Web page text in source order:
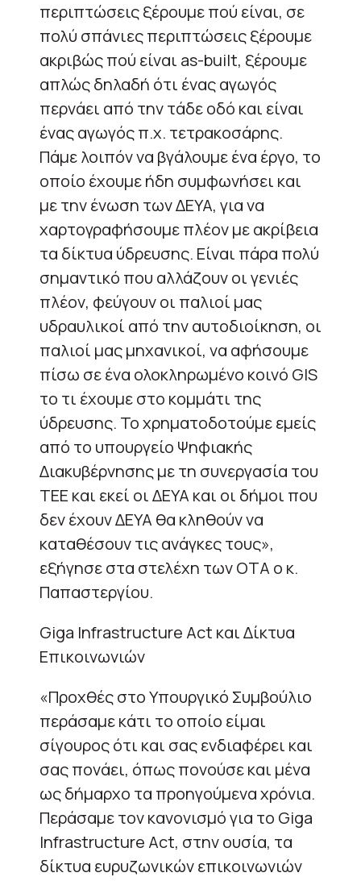
περιπτώσεις ξέρουμε πού είναι, σε
πολύ σπάνιες περιπτώσεις ξέρουμε
ακριβώς πού είναι as-built, ξέρουμε
απλώς δηλαδή ότι ένας αγωγός
περνάει από την τάδε οδό και είναι
ένας αγωγός π.χ. τετρακοσάρης.
Πάμε λοιπόν να βγάλουμε ένα έργο, το
οποίο έχουμε ήδη συμφωνήσει και
με την ένωση των ΔΕΥΑ, για να
χαρτογραφήσουμε πλέον με ακρίβεια
τα δίκτυα ύδρευσης. Είναι πάρα πολύ
σημαντικό που αλλάζουν οι γενιές
πλέον, φεύγουν οι παλιοί μας
υδραυλικοί από την αυτοδιοίκηση, οι
παλιοί μας μηχανικοί, να αφήσουμε
πίσω σε ένα ολοκληρωμένο κοινό GIS
το τι έχουμε στο κομμάτι της
ύδρευσης. Το χρηματοδοτούμε εμείς
από το υπουργείο Ψηφιακής
Διακυβέρνησης με τη συνεργασία του
ΤΕΕ και εκεί οι ΔΕΥΑ και οι δήμοι που
δεν έχουν ΔΕΥΑ θα κληθούν να
καταθέσουν τις ανάγκες τους»,
εξήγησε στα στελέχη των ΟΤΑ ο κ.
Παπαστεργίου.
Giga Infrastructure Act και Δίκτυα
Επικοινωνιών
«Προχθές στο Υπουργικό Συμβούλιο
περάσαμε κάτι το οποίο είμαι
σίγουρος ότι και σας ενδιαφέρει και
σας πονάει, όπως πονούσε και μένα
ως δήμαρχο τα προηγούμενα χρόνια.
Περάσαμε τον κανονισμό για το Giga
Infrastructure Act, στην ουσία, τα
δίκτυα ευρυζωνικών επικοινωνιών